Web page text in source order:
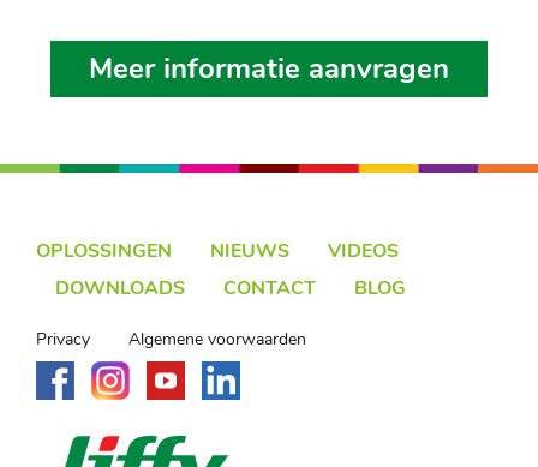
Meer informatie aanvragen
OPLOSSINGEN NIEUWS
VIDEOS
DOWNLOADS
CONTACT BLOG
Privacy Algemene voorwaarden